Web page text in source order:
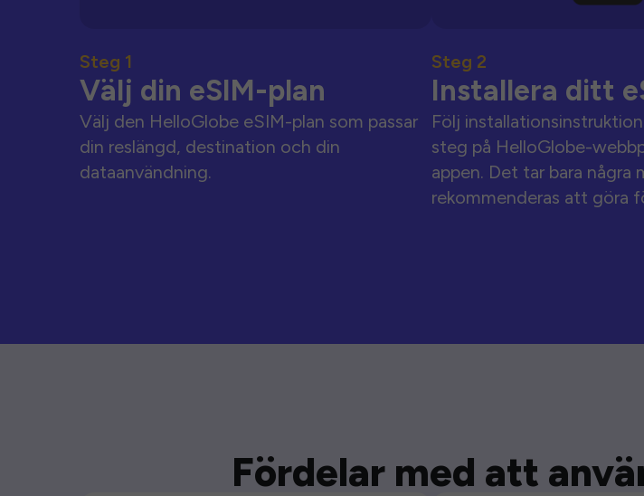
Steg 1
Välj din eSIM-plan
Välj den HelloGlobe eSIM-plan som passar
din reslängd, destination och din
dataanvändning.
Steg 2
Installera ditt
Följ
steg på HelloGlobe-
appen. Det tar bara några
rekommenderas att göra
Fördelar med att